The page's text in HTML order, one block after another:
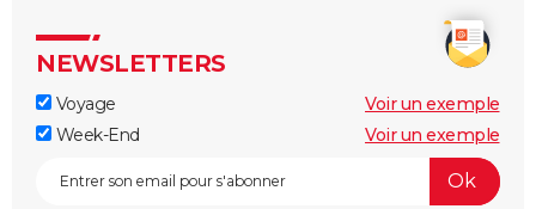
NEWSLETTERS
Voyage
Voir un exemple
Week-End
Voir un exemple